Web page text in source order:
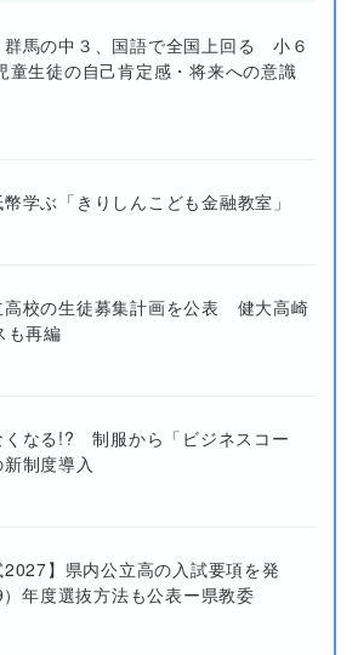
群馬の中３、国語で全国上回る 小６
生徒の自己肯定感・将来への意識
学ぶ「きりしんこども金融教室」
高校の生徒募集計画を公表 健大高崎
も再編
くなる!? 制服から「ビジネスコー
制度導入
2027】県内公立高の入試要項を発
年度選抜方法も公表ー県教委